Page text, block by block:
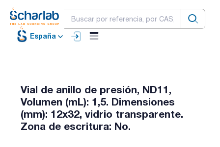
España
Vial de anillo de presión, ND11,
Volumen (mL): 1,5. Dimensiones
(mm): 12x32, vidrio transparente.
Zona de escritura: No.